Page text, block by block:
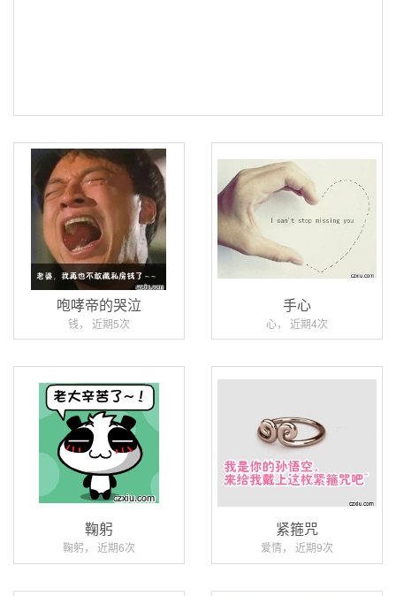
咆哮帝的哭泣
钱， 近期5次
手心
心， 近期4次
鞠躬
鞠躬， 近期6次
紧箍咒
爱情， 近期9次